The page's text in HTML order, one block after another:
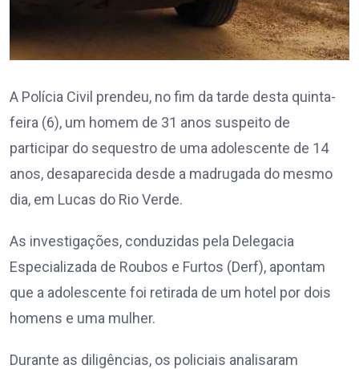
A Polícia Civil prendeu, no fim da tarde desta quinta-
feira (6), um homem de 31 anos suspeito de
participar do sequestro de uma adolescente de 14
anos, desaparecida desde a madrugada do mesmo
dia, em Lucas do Rio Verde.
As investigações, conduzidas pela Delegacia
Especializada de Roubos e Furtos (Derf), apontam
que a adolescente foi retirada de um hotel por dois
homens e uma mulher.
Durante as diligências, os policiais analisaram